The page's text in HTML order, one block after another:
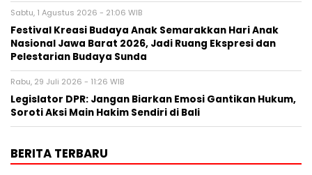
Sabtu, 1 Agustus 2026 - 21:06 WIB
Festival Kreasi Budaya Anak Semarakkan Hari Anak
Nasional Jawa Barat 2026, Jadi Ruang Ekspresi dan
Pelestarian Budaya Sunda
Rabu, 29 Juli 2026 - 11:26 WIB
Legislator DPR: Jangan Biarkan Emosi Gantikan Hukum,
Soroti Aksi Main Hakim Sendiri di Bali
BERITA TERBARU